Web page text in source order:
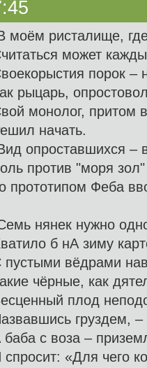
моём ристалище,
может
порок –
рыцарь,
монолог, притом
начать.
опроставшихся –
против "моря
прототипом Феба
нянек нужно
б нА зиму
пустыми вёдрами
чёрные, как
плод
груздем,
баба с воза –
спросит: «Для чего